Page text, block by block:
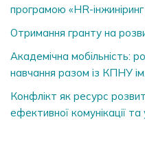
програмою «HR-інжиніринг
Отримання гранту на
Академічна мобільність:
навчання разом із КПНУ
Конфлікт як ресурс
ефективної комунікації та